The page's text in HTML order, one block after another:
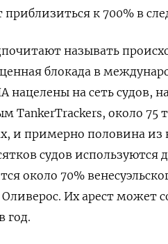
к 700% в
называть
блокада в
на сеть судов,
около 75
и примерно половина из
судов используются
около 70%
Оливерос. Их арест может
год.